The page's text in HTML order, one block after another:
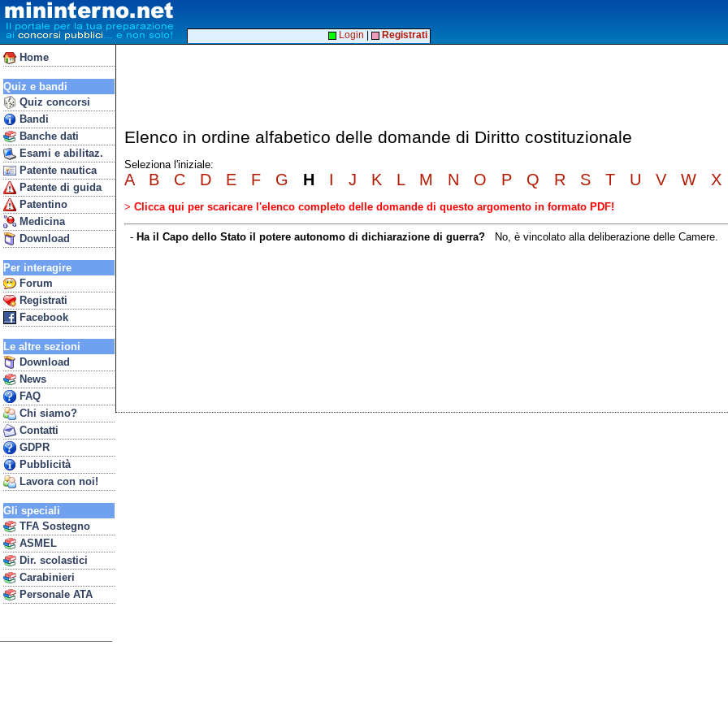
Home
Quiz e bandi
Quiz concorsi
Bandi
Banche dati
Esami e abilitaz.
Patente nautica
Patente di guida
Patentino
Medicina
Download
Per interagire
Forum
Registrati
Facebook
Le altre sezioni
Download
News
FAQ
Chi siamo?
Contatti
GDPR
Pubblicità
Lavora con noi!
Gli speciali
TFA Sostegno
ASMEL
Dir. scolastici
Carabinieri
Personale ATA
Login Registrati
Elenco in ordine alfabetico delle domande di Diritto costituzionale
Seleziona l'iniziale:
A B C D E F G H I J K L M N O P Q R S T U V W X
> Clicca qui per scaricare l'elenco completo delle domande di questo argomento in formato PDF!
- Ha il Capo dello Stato il potere autonomo di dichiarazione di guerra?No, è vincolato alla deliberazione delle Camere.